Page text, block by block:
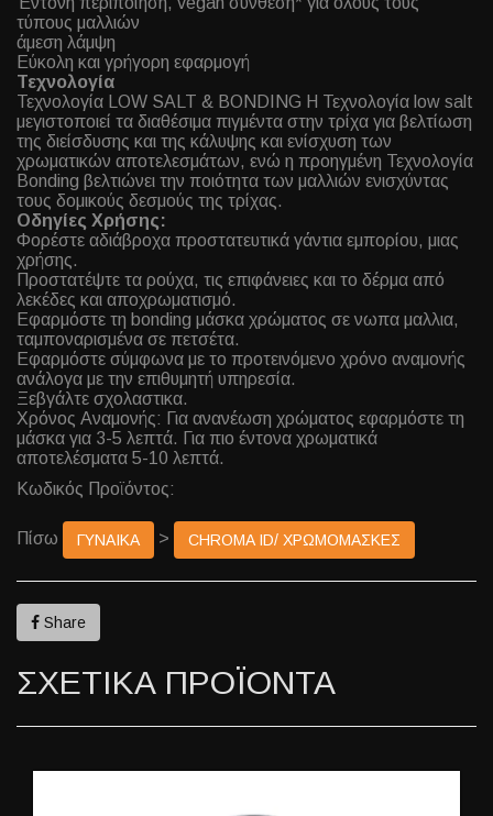
τύπους μαλλιών
άμεση λάμψη
Eύκολη και γρήγορη εφαρμογή
Τεχνολογία
Τεχνολογία LOW SALT & BONDING Η Τεχνολογία low salt
μεγιστοποιεί τα διαθέσιμα πιγμέντα στην τρίχα για βελτίωση
της διείσδυσης και της κάλυψης και ενίσχυση των
χρωματικών αποτελεσμάτων, ενώ η προηγμένη Τεχνολογία
Bonding βελτιώνει την ποιότητα των μαλλιών ενισχύντας
τους δομικούς δεσμούς της τρίχας.
Οδηγίες Χρήσης:
Φορέστε αδιάβροχα προστατευτικά γάντια εμπορίου, μιας
χρήσης.
Προστατέψτε τα ρούχα, τις επιφάνειες και το δέρμα από
λεκέδες και αποχρωματισμό.
Εφαρμόστε τη bonding μάσκα χρώματος σε νωπα μαλλια,
ταμποναρισμένα σε πετσέτα.
Εφαρμόστε σύμφωνα με το προτεινόμενο χρόνο αναμονής
ανάλογα με την επιθυμητή υπηρεσία.
Ξεβγάλτε σχολαστικα.
Χρόνος Αναμονής: Για ανανέωση χρώματος εφαρμόστε τη
μάσκα για 3-5 λεπτά. Για πιο έντονα χρωματικά
αποτελέσματα 5-10 λεπτά.
Κωδικός Προϊόντος:
Πίσω ΓΥΝΑΙΚΑ > CHROMA ID/ ΧΡΩΜΟΜΑΣΚΕΣ
Share
ΣΧΕΤΙΚΑ ΠΡΟΪΟΝΤΑ